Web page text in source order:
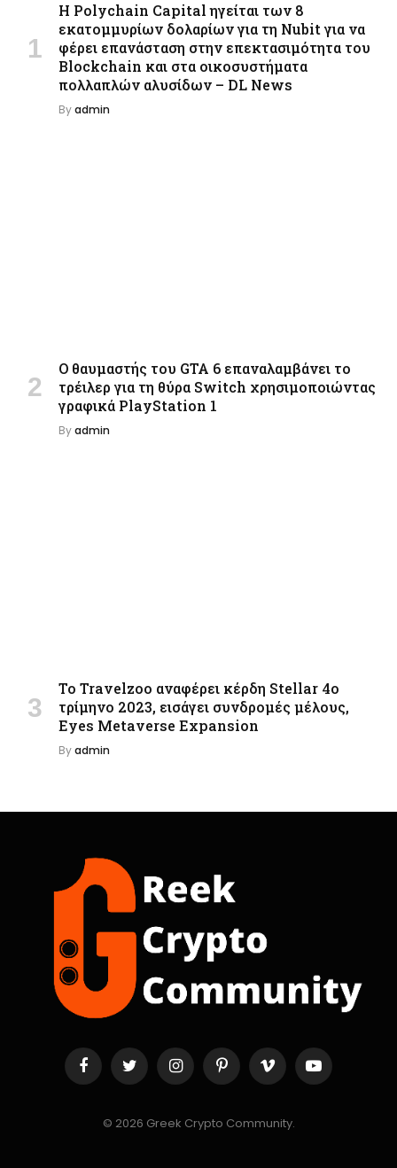
Η Polychain Capital ηγείται των 8
εκατομμυρίων δολαρίων για τη Nubit για να
φέρει επανάσταση στην επεκτασιμότητα του
Blockchain και στα οικοσυστήματα
πολλαπλών αλυσίδων – DL News
Byadmin
Ο θαυμαστής του GTA 6 επαναλαμβάνει το
τρέιλερ για τη θύρα Switch χρησιμοποιώντας
γραφικά PlayStation 1
Byadmin
Το Travelzoo αναφέρει κέρδη Stellar 4ο
τρίμηνο 2023, εισάγει συνδρομές μέλους,
Eyes Metaverse Expansion
Byadmin
FacebookTwitter InstagramPinterestVimeo YouTube
© 2026 Greek Crypto Community.